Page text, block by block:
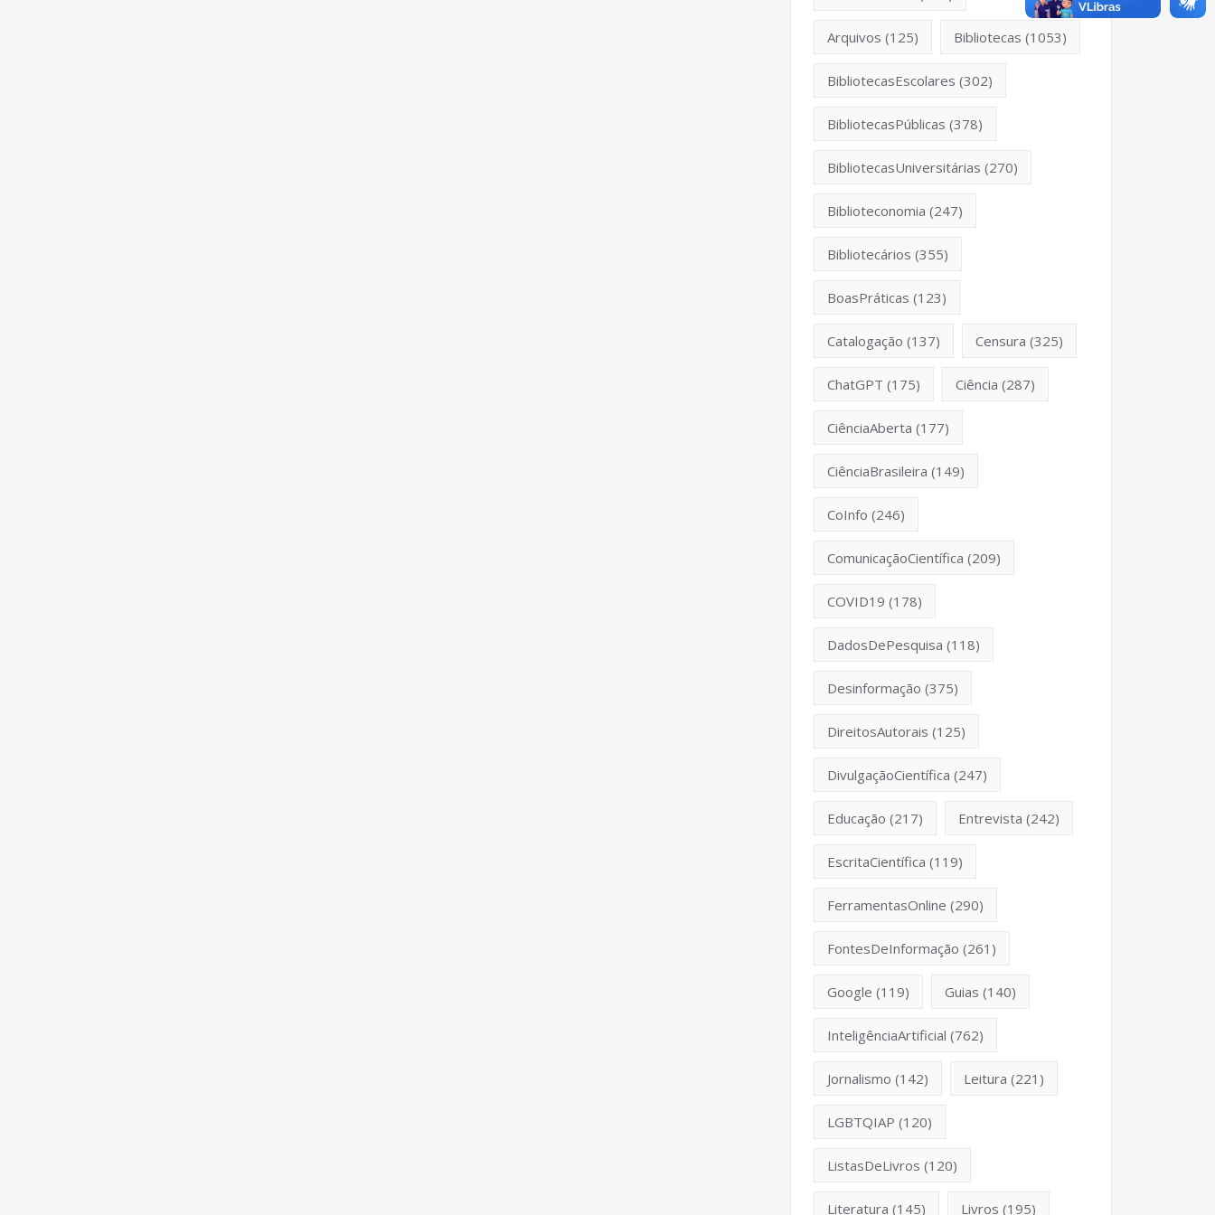
Arquivos (125) Bibliotecas (1053)
BibliotecasEscolares (302)
BibliotecasPúblicas (378)
BibliotecasUniversitárias (270)
Biblioteconomia (247)
Bibliotecários (355)
BoasPráticas (123)
Catalogação (137) Censura (325)
ChatGPT (175) Ciência (287)
CiênciaAberta (177)
CiênciaBrasileira (149)
CoInfo (246)
ComunicaçãoCientífica (209)
COVID19 (178)
DadosDePesquisa (118)
Desinformação (375)
DireitosAutorais (125)
DivulgaçãoCientífica (247)
Educação (217) Entrevista (242)
EscritaCientífica (119)
FerramentasOnline (290)
FontesDeInformação (261)
Google (119) Guias (140)
InteligênciaArtificial (762)
Jornalismo (142) Leitura (221)
LGBTQIAP (120)
ListasDeLivros (120)
Literatura (145) Livros (195)